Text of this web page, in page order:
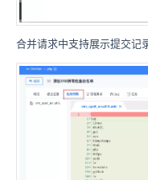
合并请求中支持展示提交记